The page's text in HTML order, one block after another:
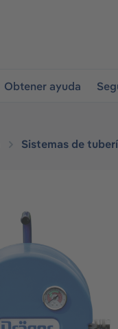
Obtener ayuda
Sistemas de